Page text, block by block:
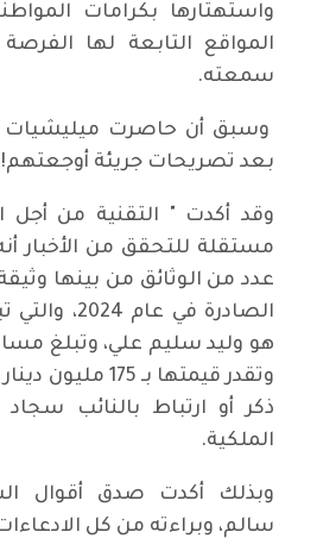
واستهتارها بكرامات
المواقع التابعة لها
سمعته.
وسبق أن حاصرت ميليشيات
بعد تصريحات جريئة أوجعتهم!
وقد أكدت " التقنية من
مستقلة للتحقق من الأخبار
عدد من الوثائق من بينها
الصادرة في
وتقدر قيمتها بـ
ذكر أو ارتباط بالنائب
الملكية.
وبذلك أكدت صدق أقوال
سالم، وبراءته من كل